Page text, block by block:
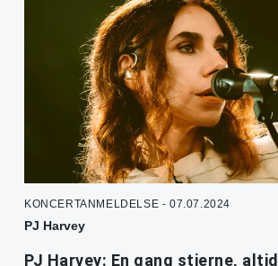
KONCERTANMELDELSE - 07.07.2024
PJ Harvey
PJ Harvey: En gang stjerne,